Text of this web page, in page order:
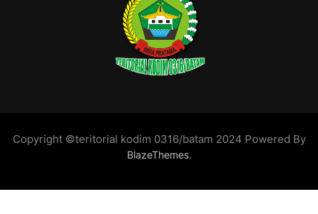
Copyright ©teritorial kodim 0316/batam 2024 Powered By
BlazeThemes.